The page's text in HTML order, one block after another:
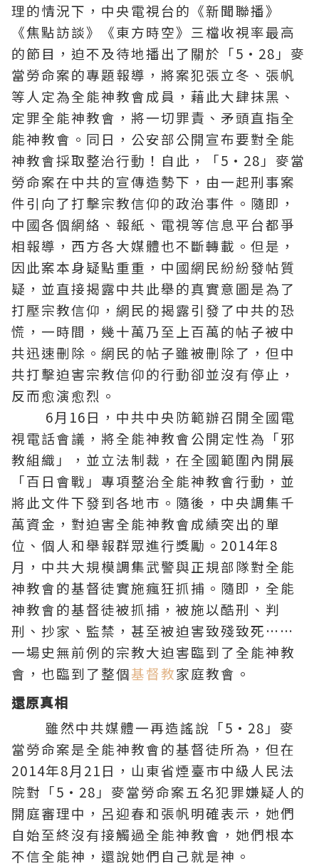
理的情況下，中央電視台的《新聞聯播》
《焦點訪談》《東方時空》三檔收視率最高
的節目，迫不及待地播出了關於「5·28」麥
當勞命案的專題報導，將案犯張立冬、張帆
等人定為全能神教會成員，藉此大肆抹黑、
定罪全能神教會，將一切罪責、矛頭直指全
能神教會。同日，公安部公開宣布要對全能
神教會採取整治行動！自此，「5·28」麥當
勞命案在中共的宣傳造勢下，由一起刑事案
件引向了打擊宗教信仰的政治事件。隨即，
中國各個網絡、報紙、電視等信息平台都爭
相報導，西方各大媒體也不斷轉載。但是，
因此案本身疑點重重，中國網民紛紛發帖質
疑，並直接揭露中共此舉的真實意圖是為了
打壓宗教信仰，網民的揭露引發了中共的恐
慌，一時間，幾十萬乃至上百萬的帖子被中
共迅速刪除。網民的帖子雖被刪除了，但中
共打擊迫害宗教信仰的行動卻並沒有停止，
反而愈演愈烈。
6月16日，中共中央防範辦召開全國電
視電話會議，將全能神教會公開定性為「邪
教組織」，並立法制裁，在全國範圍內開展
「百日會戰」專項整治全能神教會行動，並
將此文件下發到各地市。隨後，中央調集千
萬資金，對迫害全能神教會成績突出的單
位、個人和舉報群眾進行獎勵。2014年8
月，中共大規模調集武警與正規部隊對全能
神教會的基督徒實施瘋狂抓捕。隨即，全能
神教會的基督徒被抓捕，被施以酷刑、判
刑、抄家、監禁，甚至被迫害致殘致死……
一場史無前例的宗教大迫害臨到了全能神教
會，也臨到了整個基督教家庭教會。
還原真相
雖然中共媒體一再造謠說「5·28」麥
當勞命案是全能神教會的基督徒所為，但在
2014年8月21日，山東省煙臺市中級人民法
院對「5·28」麥當勞命案五名犯罪嫌疑人的
開庭審理中，呂迎春和張帆明確表示，她們
自始至終沒有接觸過全能神教會，她們根本
不信全能神，還說她們自己就是神。